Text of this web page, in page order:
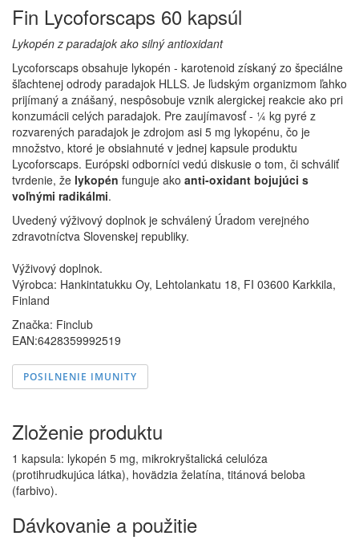
Fin Lycoforscaps 60 kapsúl
Lykopén z paradajok ako silný antioxidant
Lycoforscaps obsahuje lykopén - karotenoid získaný zo špeciálne
šľachtenej odrody paradajok HLLS. Je ľudským organizmom ľahko
prijímaný a znášaný, nespôsobuje vznik alergickej reakcie ako pri
konzumácii celých paradajok. Pre zaujímavosť - ¼ kg pyré z
rozvarených paradajok je zdrojom asi 5 mg lykopénu, čo je
množstvo, ktoré je obsiahnuté v jednej kapsule produktu
Lycoforscaps. Európski odborníci vedú diskusie o tom, či schváliť
tvrdenie, že lykopén funguje ako anti-oxidant bojujúci s
voľnými radikálmi.
Uvedený výživový doplnok je schválený Úradom verejného
zdravotníctva Slovenskej republiky.
Výživový doplnok.
Výrobca: Hankintatukku Oy, Lehtolankatu 18, FI 03600 Karkkila,
Finland
Značka: Finclub
EAN:6428359992519
POSILNENIE IMUNITY
Zloženie produktu
1 kapsula: lykopén 5 mg, mikrokryštalická celulóza
(protihrudkujúca látka), hovädzia želatína, titánová beloba
(farbivo).
Dávkovanie a použitie